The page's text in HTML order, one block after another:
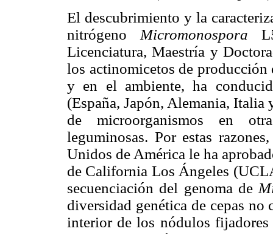
El descubrimiento y la
nitrógenoMicromonospora
Licenciatura, Maestría y
los actinomicetos de
y en el ambiente, ha
(España, Japón, Alemania, Italia
de microorganismos en
leguminosas. Por estas
Unidos de América le ha
de California Los Ángeles
secuenciación del genoma de
diversidad genética de cepas
interior de los nódulos